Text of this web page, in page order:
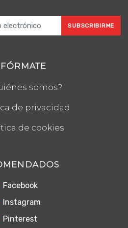
SUBSCRIBIRME
somos?
de privacidad
de cookies
Facebook
Instagram
Pinterest